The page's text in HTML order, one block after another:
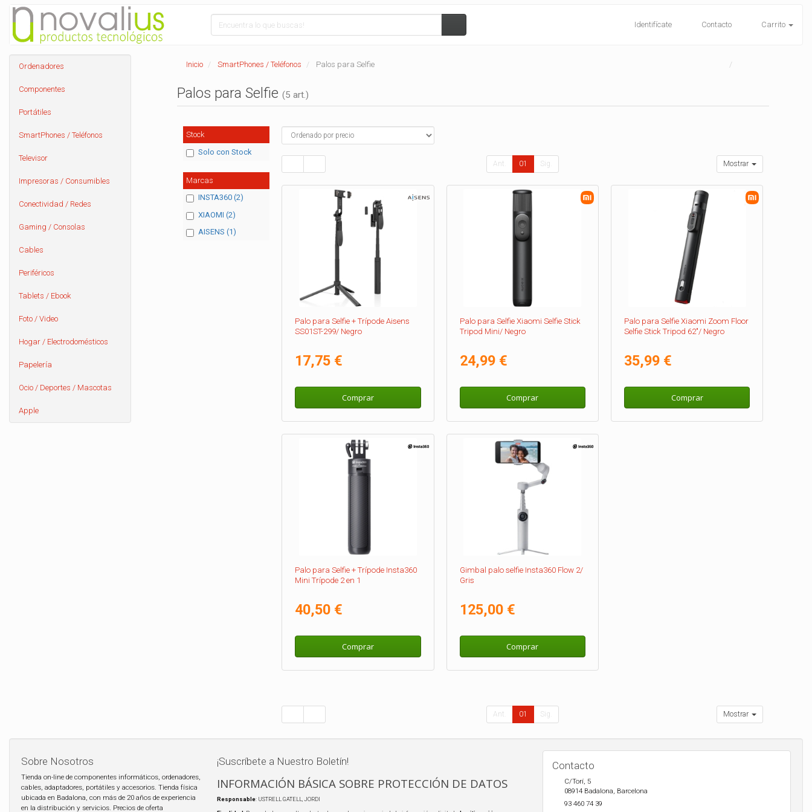
Identifícate Contacto Carrito
Ordenadores
Componentes
Portátiles
SmartPhones / Teléfonos
Televisor
Impresoras / Consumibles
Conectividad / Redes
Gaming / Consolas
Cables
Periféricos
Tablets / Ebook
Foto / Video
Hogar / Electrodomésticos
Papelería
Ocio / Deportes / Mascotas
Apple
Inicio SmartPhones / Teléfonos Palos para Selfie
Palos para Selfie (5 art.)
Stock
Solo con Stock
Marcas
INSTA360 (2)
XIAOMI (2)
AISENS (1)
Ant. 01 Sig. Mostrar
Palo para Selfie + Trípode Aisens
SS01ST-299/ Negro
17,75 €
Comprar
Palo para Selfie Xiaomi Selfie Stick
Tripod Mini/ Negro
24,99 €
Comprar
Palo para Selfie Xiaomi Zoom Floor
Selfie Stick Tripod 62"/ Negro
35,99 €
Comprar
Palo para Selfie + Trípode Insta360
Mini Trípode 2 en 1
40,50 €
Comprar
Gimbal palo selfie Insta360 Flow 2/
Gris
125,00 €
Comprar
Ant. 01 Sig. Mostrar
Sobre Nosotros
Tienda on-line de componentes informáticos, ordenadores,
cables, adaptadores, portátiles y accesorios. Tienda física
ubicada en Badalona, con más de 20 años de experiencia
en la distribución y servicios. Precios de oferta
¡Suscríbete a Nuestro Boletín!
INFORMACIÓN BÁSICA SOBRE PROTECCIÓN DE DATOS
Responsable: USTRELL GATELL, JORDI
Contacto
C/Torí, 5
08914 Badalona, Barcelona
93 460 74 39